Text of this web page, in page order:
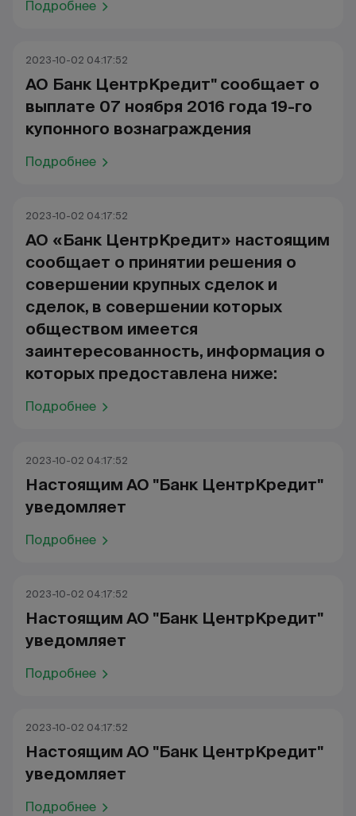
Подробнее
2023-10-02 04:17:52
АО Банк ЦентрКредит" сообщает о
выплате 07 ноября 2016 года 19-го
купонного вознаграждения
Подробнее
2023-10-02 04:17:52
АО «Банк ЦентрКредит» настоящим
сообщает о принятии решения о
совершении крупных сделок и
сделок, в совершении которых
обществом имеется
заинтересованность, информация о
которых предоставлена ниже:
Подробнее
2023-10-02 04:17:52
Настоящим АО "Банк ЦентрКредит"
уведомляет
Подробнее
2023-10-02 04:17:52
Настоящим АО "Банк ЦентрКредит"
уведомляет
Подробнее
2023-10-02 04:17:52
Настоящим АО "Банк ЦентрКредит"
уведомляет
Подробнее